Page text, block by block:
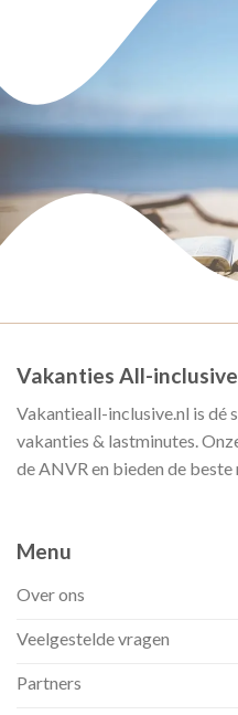
Vakanties All-inclusive
Vakantieall-inclusive.nl is dé
vakanties & lastminutes.
de ANVR en bieden de beste
Menu
Over ons
Veelgestelde vragen
Partners